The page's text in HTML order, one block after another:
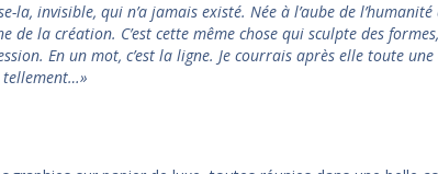
la, invisible, qui n’a jamais existé. Née à l’aube de l’humanité
la création. C’est cette même chose qui sculpte des
En un mot, c’est la ligne. Je courrais après elle toute
tellement…»